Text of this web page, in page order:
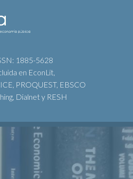
1885-5628
en EconLit,
PROQUEST, EBSCO
Dialnet y RESH